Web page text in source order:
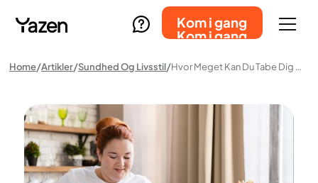
Kom i gang
Kom i gang
Home Artikler Sundhed Og Livsstil Hvor Meget Kan Du Tabe Dig På En Måned?